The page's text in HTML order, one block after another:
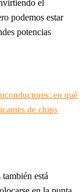
el
podemos estar
potencias
en qué
de chips
está